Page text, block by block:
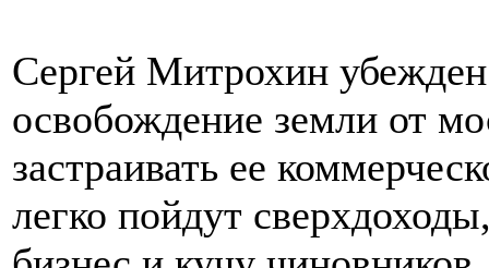
Сергей Митрохин
освобождение земли от
застраивать ее
легко пойдут